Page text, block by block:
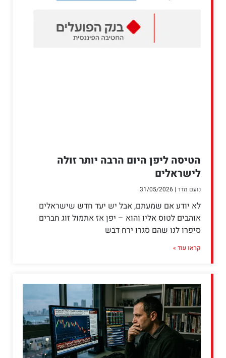
הטיסה ליפן היום הרבה יותר זולה
לישראלים
נועם מדר
לא יודע אם שמעתם, אבל יש יעד חדש שישראלים
אוהבים לטוס אליו והוא – יפן אז אתמול זוג חברים
סיפרו לנו שהם סגרו ירח דבש
קראו עוד »